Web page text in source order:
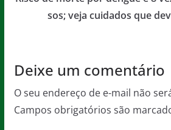
k
sos; veja cuidados que
Deixe um comentário
O seu endereço de e-mail não
Campos obrigatórios são